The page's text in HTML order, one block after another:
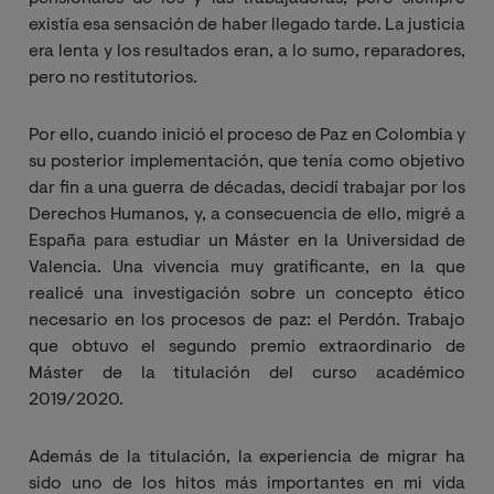
existía esa sensación de haber llegado tarde. La justicia
era lenta y los resultados eran, a lo sumo, reparadores,
pero no restitutorios.
Por ello, cuando inició el proceso de Paz en Colombia y
su posterior implementación, que tenía como objetivo
dar fin a una guerra de décadas, decidí trabajar por los
Derechos Humanos, y, a consecuencia de ello, migré a
España para estudiar un Máster en la Universidad de
Valencia. Una vivencia muy gratificante, en la que
realicé una investigación sobre un concepto ético
necesario en los procesos de paz: el Perdón. Trabajo
que obtuvo el segundo premio extraordinario de
Máster de la titulación del curso académico
2019/2020.
Además de la titulación, la experiencia de migrar ha
sido uno de los hitos más importantes en mi vida